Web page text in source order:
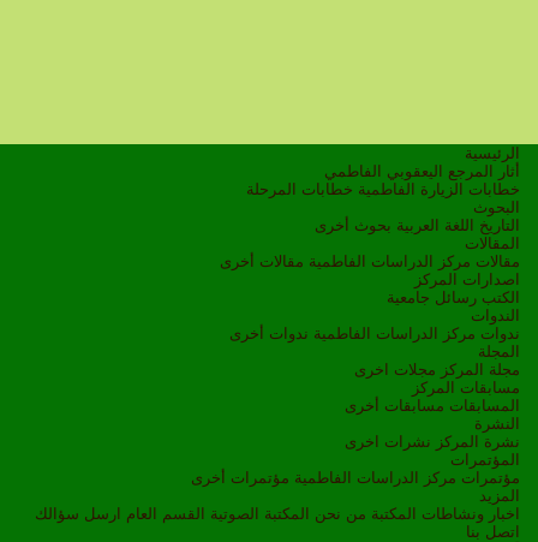
الرئيسية
أثار المرجع اليعقوبي الفاطمي
خطابات الزيارة الفاطمية خطابات المرحلة
البحوث
التاريخ
اللغة العربية بحوث أخرى
المقالات
مقالات مركز الدراسات الفاطمية مقالات أخرى
اصدارات المركز
الكتب رسائل جامعية
الندوات
ندوات مركز الدراسات الفاطمية ندوات أخرى
المجلة
مجلة المركز مجلات اخرى
مسابقات المركز
المسابقات مسابقات أخرى
النشرة
نشرة المركز نشرات اخرى
المؤتمرات
مؤتمرات مركز الدراسات الفاطمية مؤتمرات أخرى
المزيد
اخبار ونشاطات
المكتبة من نحن المكتبة الصوتية القسم العام ارسل سؤالك
اتصل بنا